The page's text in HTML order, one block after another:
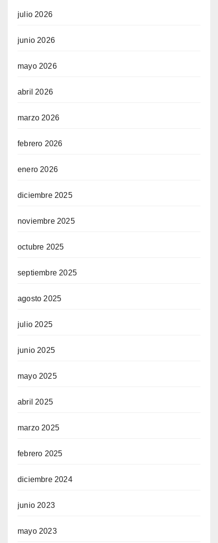
julio 2026
junio 2026
mayo 2026
abril 2026
marzo 2026
febrero 2026
enero 2026
diciembre 2025
noviembre 2025
octubre 2025
septiembre 2025
agosto 2025
julio 2025
junio 2025
mayo 2025
abril 2025
marzo 2025
febrero 2025
diciembre 2024
junio 2023
mayo 2023